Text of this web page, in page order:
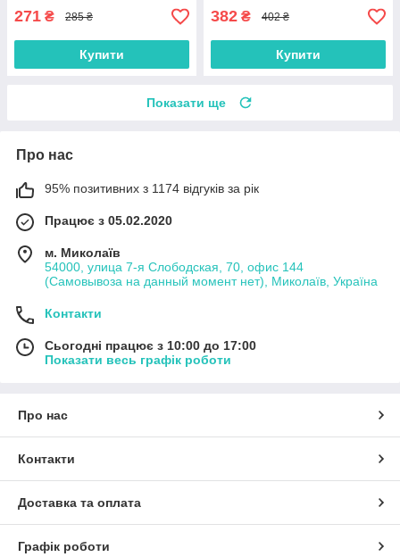
271 ₴ 285 ₴
Купити
382 ₴ 402 ₴
Купити
Показати ще
Про нас
95% позитивних з 1174 відгуків за рік
Працює з 05.02.2020
м. Миколаїв
54000, улица 7-я Слободская, 70, офис 144
(Самовывоза на данный момент нет), Миколаїв, Україна
Контакти
Сьогодні працює з 10:00 до 17:00
Показати весь графік роботи
Про нас
Контакти
Доставка та оплата
Графік роботи